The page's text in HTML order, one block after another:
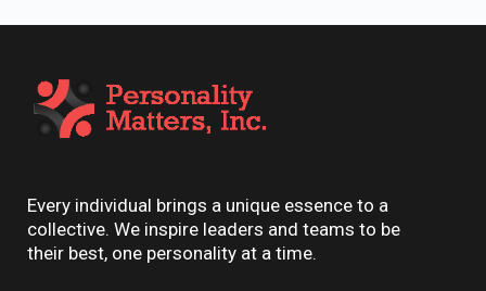
Every individual brings a unique essence to a
collective. We inspire leaders and teams to be
their best, one personality at a time.